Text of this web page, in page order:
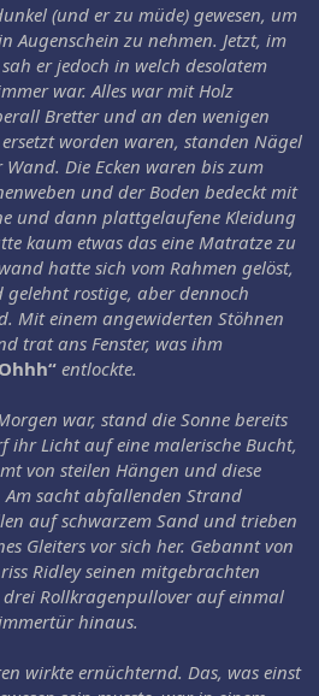
(und er zu müde) gewesen, um
Augenschein zu nehmen. Jetzt, im
er jedoch in welch desolatem
war. Alles war mit Holz
Bretter und an den wenigen
worden waren, standen Nägel
Die Ecken waren bis zum
und der Boden bedeckt mit
und dann plattgelaufene Kleidung
kaum etwas das eine Matratze zu
hatte sich vom Rahmen gelöst,
rostige, aber dennoch
Mit einem angewiderten Stöhnen
trat ans Fenster, was ihm
„Ohhh“ entlockte.
war, stand die Sonne bereits
ihr Licht auf eine malerische Bucht,
von steilen Hängen und diese
sacht abfallenden Strand
auf schwarzem Sand und trieben
Gleiters vor sich her. Gebannt von
Ridley seinen mitgebrachten
Rollkragenpullover auf einmal
hinaus.
wirkte ernüchternd. Das, was einst